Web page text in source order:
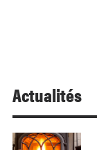
Actualités